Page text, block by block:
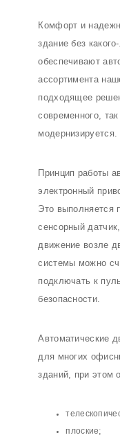
Комфорт и
здание без
обеспечивают
ассортимента
подходящее
современного,
модернизируется.
Принцип работы
электронный
Это выполняется
сенсорный
движение возле
системы можно
подключать к
безопасности.
Автоматические
для многих
зданий, при этом
плоские;